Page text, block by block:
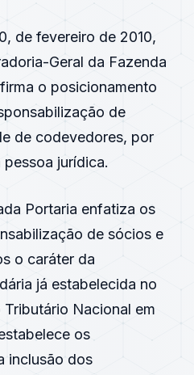
de fevereiro de 2010,
Geral da Fazenda
o posicionamento
de
de codevedores, por
jurídica.
Portaria enfatiza os
de sócios e
o caráter da
já estabelecida no
Nacional em
os
inclusão dos